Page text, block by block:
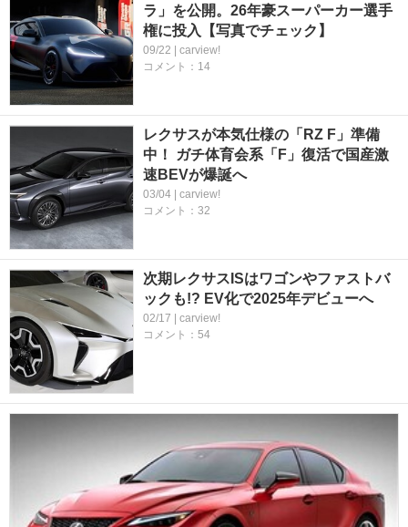
ラ」を公開。26年豪スーパーカー選手
権に投入【写真でチェック】
09/22 | carview!
コメント：14
レクサスが本気仕様の「RZ F」準備
中！ ガチ体育会系「F」復活で国産激
速BEVが爆誕へ
03/04 | carview!
コメント：32
次期レクサスISはワゴンやファストバ
ックも!? EV化で2025年デビューへ
02/17 | carview!
コメント：54